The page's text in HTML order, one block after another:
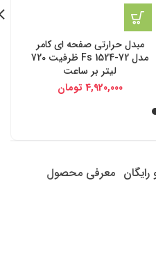
مبدل حرارتی صفحه ای کامر
مدل Fs 1524-72 ظرفیت 720
لیتر بر ساعت
4,920,000 تومان
معرفی محصول